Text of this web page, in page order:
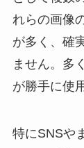
れらの画像
が多く、確
ません。多
が勝手に使
特にSNSや